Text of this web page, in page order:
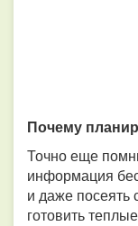
Почему
Точно еще
информация
и даже посеять
готовить